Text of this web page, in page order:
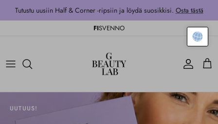
Siirry sisältöön
Tutustu uusiin Half & Corner -ripsiin ja löydä suosikkisi. Osta tästä
FISVENNO
UUTUUS!